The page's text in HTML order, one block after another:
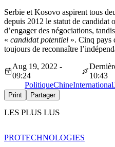
Serbie et Kosovo aspirent tous
depuis 2012 le statut de candidat
d’engager des négociations,
« candidat potentiel ». Cinq pays
toujours de reconnaître
Aug 19, 2022 -
09:24
10:43
PolitiqueChineInternational
Print Partager
LES PLUS LUS
PROTECHNOLOGIES